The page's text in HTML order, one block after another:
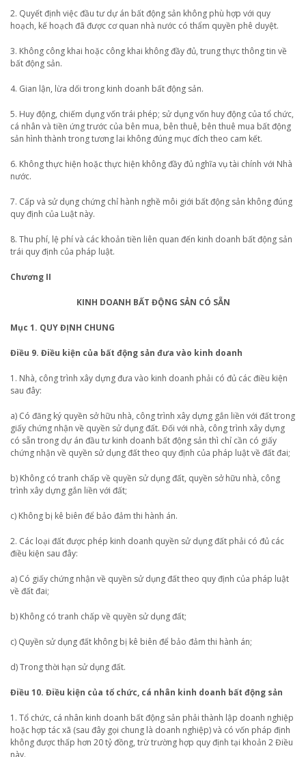
2. Quyết định việc đầu tư dự án bất động sản không phù hợp với quy
hoạch, kế hoạch đã được cơ quan nhà nước có thẩm quyền phê duyệt.
3. Không công khai hoặc công khai không đầy đủ, trung thực thông tin về
bất động sản.
4. Gian lận, lừa dối trong kinh doanh bất động sản.
5. Huy động, chiếm dụng vốn trái phép; sử dụng vốn huy động của tổ chức,
cá nhân và tiền ứng trước của bên mua, bên thuê, bên thuê mua bất động
sản hình thành trong tương lai không đúng mục đích theo cam kết.
6. Không thực hiện hoặc thực hiện không đầy đủ nghĩa vụ tài chính với Nhà
nước.
7. Cấp và sử dụng chứng chỉ hành nghề môi giới bất động sản không đúng
quy định của Luật này.
8. Thu phí, lệ phí và các khoản tiền liên quan đến kinh doanh bất động sản
trái quy định của pháp luật.
Chương II
KINH DOANH BẤT ĐỘNG SẢN CÓ SẴN
Mục 1. QUY ĐỊNH CHUNG
Điều 9. Điều kiện của bất động sản đưa vào kinh doanh
1. Nhà, công trình xây dựng đưa vào kinh doanh phải có đủ các điều kiện
sau đây:
a) Có đăng ký quyền sở hữu nhà, công trình xây dựng gắn liền với đất trong
giấy chứng nhận về quyền sử dụng đất. Đối với nhà, công trình xây dựng
có sẵn trong dự án đầu tư kinh doanh bất động sản thì chỉ cần có giấy
chứng nhận về quyền sử dụng đất theo quy định của pháp luật về đất đai;
b) Không có tranh chấp về quyền sử dụng đất, quyền sở hữu nhà, công
trình xây dựng gắn liền với đất;
c) Không bị kê biên để bảo đảm thi hành án.
2. Các loại đất được phép kinh doanh quyền sử dụng đất phải có đủ các
điều kiện sau đây:
a) Có giấy chứng nhận về quyền sử dụng đất theo quy định của pháp luật
về đất đai;
b) Không có tranh chấp về quyền sử dụng đất;
c) Quyền sử dụng đất không bị kê biên để bảo đảm thi hành án;
d) Trong thời hạn sử dụng đất.
Điều 10. Điều kiện của tổ chức, cá nhân kinh doanh bất động sản
1. Tổ chức, cá nhân kinh doanh bất động sản phải thành lập doanh nghiệp
hoặc hợp tác xã (sau đây gọi chung là doanh nghiệp) và có vốn pháp định
không được thấp hơn 20 tỷ đồng, trừ trường hợp quy định tại khoản 2 Điều
này.